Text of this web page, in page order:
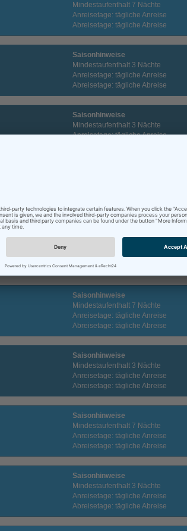
Mindestaufenthalt 7 Nächte
Anreisetage: tägliche Anreise
Abreisetage: tägliche Abreise
Saisonhinweise
Mindestaufenthalt 3 Nächte
Anreisetage: tägliche Anreise
Abreisetage: tägliche Abreise
Saisonhinweise
Mindestaufenthalt 3 Nächte
Anreisetage: tägliche Anreise
Abreisetage: tägliche Abreise
Saisonhinweise
Anreisetage: tägliche Anreise
Abreisetage: tägliche Abreise
Saisonhinweise
Mindestaufenthalt 7 Nächte
Anreisetage: tägliche Anreise
Abreisetage: tägliche Abreise
Saisonhinweise
Mindestaufenthalt 3 Nächte
Anreisetage: tägliche Anreise
Abreisetage: tägliche Abreise
Saisonhinweise
Mindestaufenthalt 7 Nächte
Anreisetage: tägliche Anreise
Abreisetage: tägliche Abreise
Saisonhinweise
Mindestaufenthalt 3 Nächte
Anreisetage: tägliche Anreise
Abreisetage: tägliche Abreise